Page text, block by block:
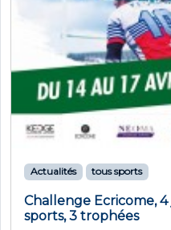
Actualités tous sports
Challenge Ecricome,
sports, 3 trophées